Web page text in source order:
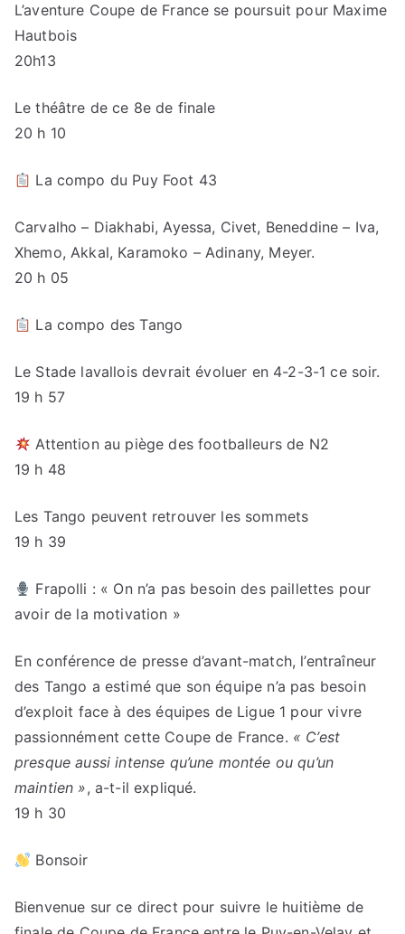
L’aventure Coupe de France se poursuit pour Maxime
Hautbois
20h13
Le théâtre de ce 8e de finale
20 h 10
​ La compo du Puy Foot 43
Carvalho – Diakhabi, Ayessa, Civet, Beneddine – Iva,
Xhemo, Akkal, Karamoko – Adinany, Meyer.
20 h 05
La compo des Tango
Le Stade lavallois devrait évoluer en 4-2-3-1 ce soir.
19 h 57
Attention au piège des footballeurs de N2
19 h 48
Les Tango peuvent retrouver les sommets
19 h 39
​ Frapolli : « On n’a pas besoin des paillettes pour
avoir de la motivation »
En conférence de presse d’avant-match, l’entraîneur
des Tango a estimé que son équipe n’a pas besoin
d’exploit face à des équipes de Ligue 1 pour vivre
passionnément cette Coupe de France. « C’est
presque aussi intense qu’une montée ou qu’un
maintien », a-t-il expliqué.
19 h 30
Bonsoir
Bienvenue sur ce direct pour suivre le huitième de